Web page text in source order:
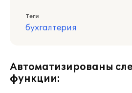
Теги
бухгалтерия
Автоматизированы
функции: